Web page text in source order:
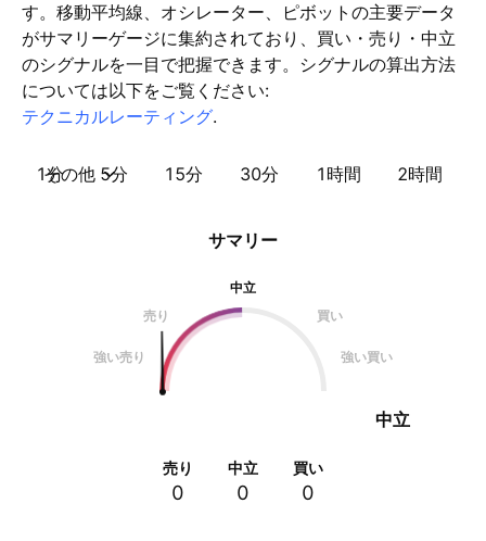
す。移動平均線、オシレーター、ピボットの主要データ
がサマリーゲージに集約されており、買い・売り・中立
のシグナルを一目で把握できます。シグナルの算出方法
については以下をご覧ください:
テクニカルレーティング.
1分 5分 15分 30分 1時間 2時間
その他
サマリー
中立
売り
買い
強い売り 強い買い
中立
売り
0
中立
0
買い
0